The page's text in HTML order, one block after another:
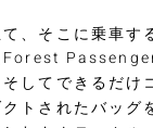
、そこに乗車す
してできるだけ
トされたバッグ